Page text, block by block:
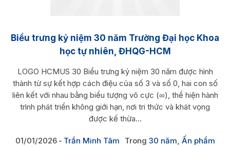
Biểu trưng kỷ niệm 30 năm Trường Đại học Khoa
học tự nhiên, ĐHQG-HCM
LOGO HCMUS 30 Biểu trưng kỷ niệm 30 năm được hình
thành từ sự kết hợp cách điệu của số 3 và số 0, hai con số
liên kết với nhau bằng biểu tượng vô cực (∞), thể hiện hành
trình phát triển không giới hạn, nơi tri thức và khát vọng
được kế thừa...
01/01/2026 Trần Minh Tâm Trong 30 năm Ấn phẩm